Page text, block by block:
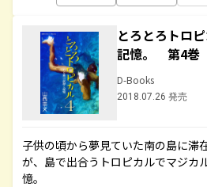
とろとろトロ
記憶。 第4巻
D-Books
2018.07.26 発売
子供の頃から夢見ていた南の島に滞
が、島で出合うトロピカルでマジカ
憶。